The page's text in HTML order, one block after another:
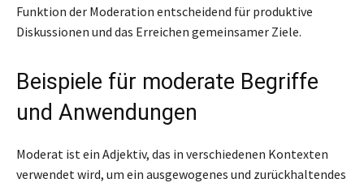
Funktion der Moderation entscheidend für produktive
Diskussionen und das Erreichen gemeinsamer Ziele.
Beispiele für moderate Begriffe
und Anwendungen
Moderat ist ein Adjektiv, das in verschiedenen Kontexten
verwendet wird, um ein ausgewogenes und zurückhaltendes